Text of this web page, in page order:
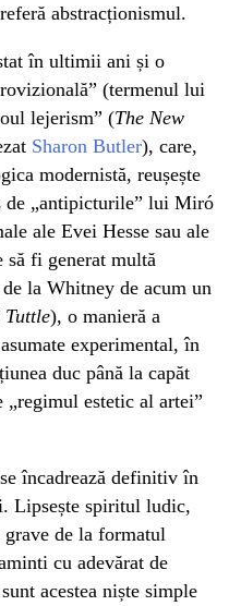
abstracționismul.
în ultimii ani și o
(termenul lui
lejerism” (The New
Sharon Butler), care,
modernistă, reușește
de „antipicturile” lui Miró
ale Evei Hesse sau ale
fi generat multă
la Whitney de acum un
Tuttle), o manieră a
experimental, în
duc până la capăt
„regimul estetic al artei”
încadrează definitiv în
Lipsește spiritul ludic,
grave de la formatul
cu adevărat de
acestea niște simple